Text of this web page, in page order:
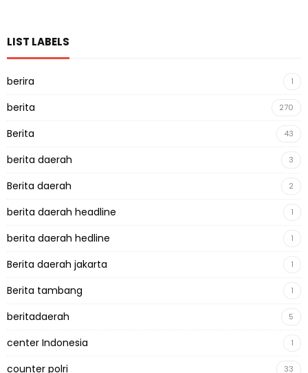
LIST LABELS
berira 1
berita 270
Berita 43
berita daerah 3
Berita daerah 2
berita daerah headline 1
berita daerah hedline 1
Berita daerah jakarta 1
Berita tambang 1
beritadaerah 5
center Indonesia 1
counter polri 33